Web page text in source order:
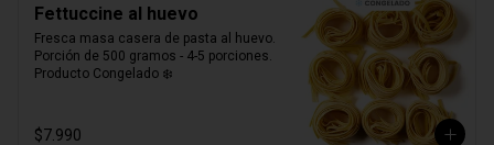
Fettuccine al huevo
Fresca masa casera de pasta al huevo.
Porción de 500 gramos - 4-5 porciones.
Producto Congelado ❄️
$7.990